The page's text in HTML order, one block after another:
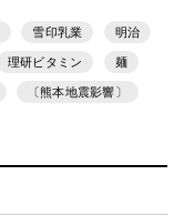
雪印乳業 明治
理研ビタミン 麺
〔熊本地震影響〕